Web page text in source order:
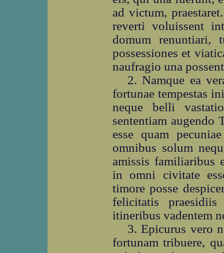
ad victum,
reverti voluissent
domum renuntiari,
possessiones et
naufragio una
2. Namque ea
fortunae tempestas
neque belli
sententiam augendo
esse quam
omnibus solum
amissis familiaribus
in omni civitate
timore posse
felicitatis
itineribus vadentem
3. Epicurus vero
fortunam tribuere,